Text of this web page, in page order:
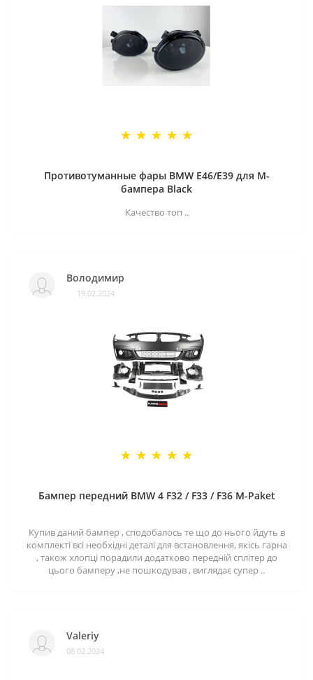
Противотуманные фары BMW E46/E39 для M-
бампера Black
Качество топ ..
Володимир
19.02.2024
Бампер передний BMW 4 F32 / F33 / F36 M-Paket
Купив даний бампер , сподобалось те що до нього йдуть в
комплекті всі необхідні деталі для встановлення, якісь гарна
, також хлопці порадили додатково передній сплітер до
цього бамперу ,не пошкодував , виглядає супер ..
Valeriy
08.02.2024